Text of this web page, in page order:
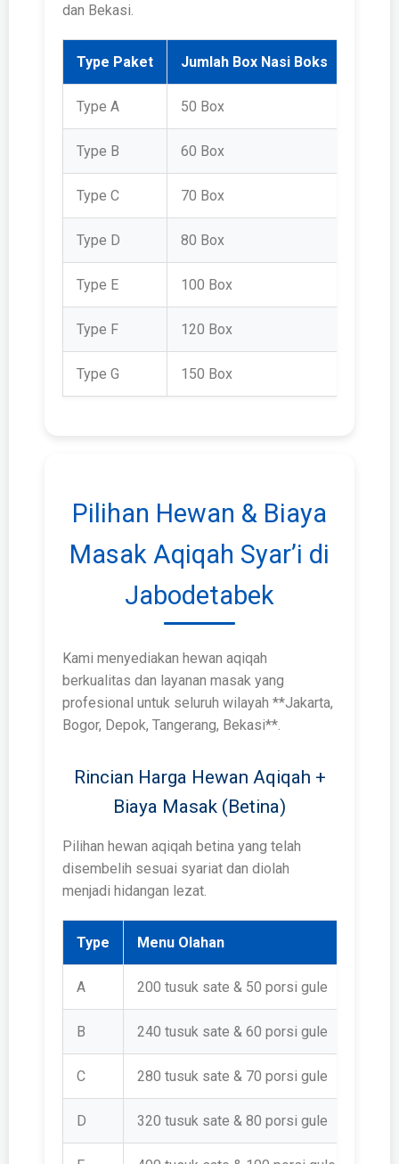
dan Bekasi.
Type Paket Jumlah Box Nasi Boks
Type A 50 Box
Type B 60 Box
Type C 70 Box
Type D 80 Box
Type E 100 Box
Type F 120 Box
Type G 150 Box
Pilihan Hewan & Biaya
Masak Aqiqah Syar’i di
Jabodetabek
Kami menyediakan hewan aqiqah
berkualitas dan layanan masak yang
profesional untuk seluruh wilayah **Jakarta,
Bogor, Depok, Tangerang, Bekasi**.
Rincian Harga Hewan Aqiqah +
Biaya Masak (Betina)
Pilihan hewan aqiqah betina yang telah
disembelih sesuai syariat dan diolah
menjadi hidangan lezat.
Type Menu Olahan
A 200 tusuk sate & 50 porsi gule
B 240 tusuk sate & 60 porsi gule
C 280 tusuk sate & 70 porsi gule
D 320 tusuk sate & 80 porsi gule